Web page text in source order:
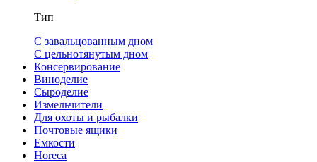
Тип
С завальцованным дном
С цельнотянутым дном
Консервирование
Виноделие
Сыроделие
Измельчители
Для охоты и рыбалки
Почтовые ящики
Емкости
Horeca